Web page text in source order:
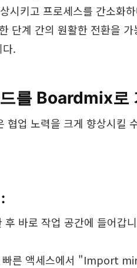
시키고 프로세스를 간소화
단계 간의 원활한 전환을
.
를 Boardmix로
업 노력을 크게 향상시킬
바로 작업 공간에 들어갑
른 액세스에서 "Import